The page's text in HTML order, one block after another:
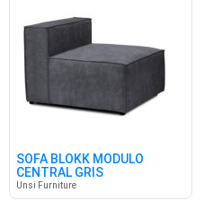
SOFA BLOKK MODULO
CENTRAL GRIS
Unsi Furniture